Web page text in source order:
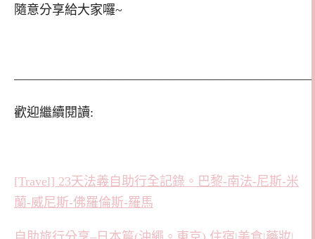
隨意分享給大家囉~
歡迎繼續閱讀:
[Travel] 23天法義自助行全記錄。巴黎-南法-尼斯-米
蘭-威尼斯-佛羅倫斯-羅馬